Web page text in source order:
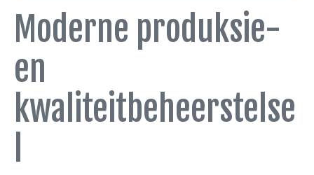
Moderne produksie-
en
kwaliteitbeheerstelse